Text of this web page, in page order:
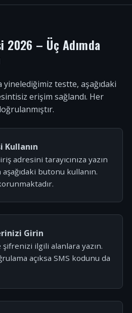
2026 – Üç Adımda
testte, aşağıdaki
erişim sağlandı. Her
Kullanın
adresini tarayıcınıza yazın
butonu kullanın.
Girin
şifrenizi ilgili alanlara yazın.
açıksa SMS kodunu da